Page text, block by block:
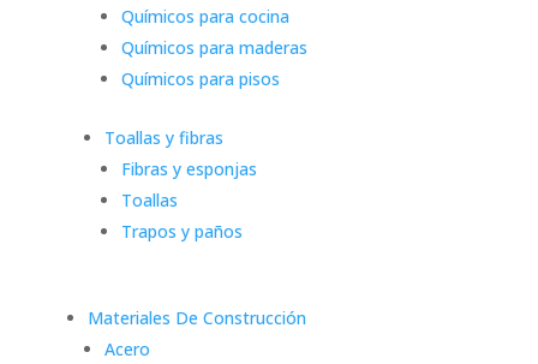
Químicos para cocina
Químicos para maderas
Químicos para pisos
Toallas y fibras
Fibras y esponjas
Toallas
Trapos y paños
Materiales De Construcción
Acero